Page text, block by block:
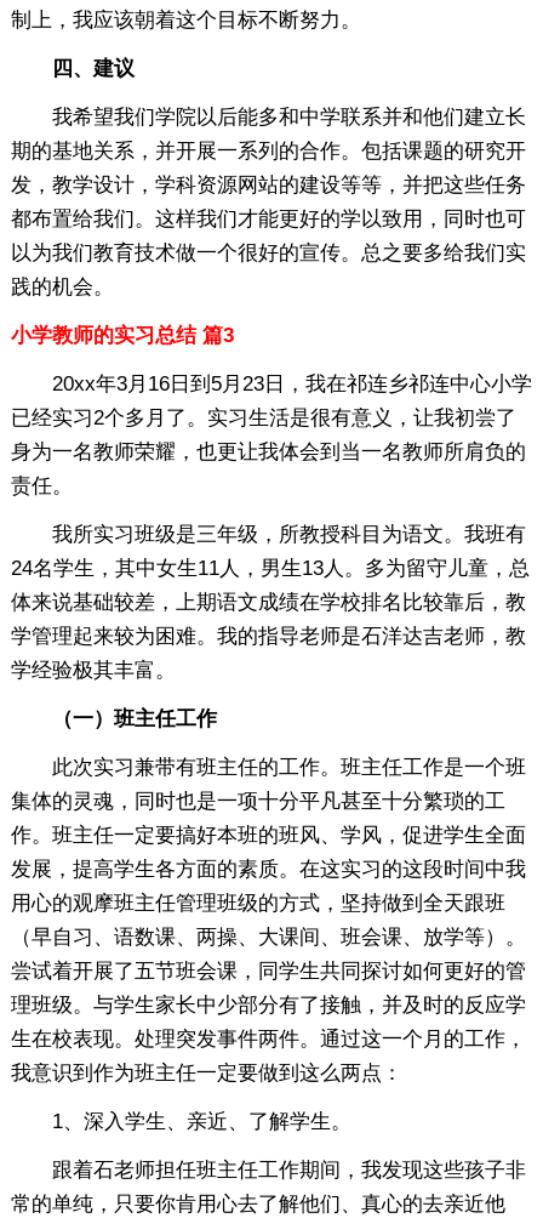
制上，我应该朝着这个目标不断努力。
四、建议
我希望我们学院以后能多和中学联系并和他们建立长
期的基地关系，并开展一系列的合作。包括课题的研究开
发，教学设计，学科资源网站的建设等等，并把这些任务
都布置给我们。这样我们才能更好的学以致用，同时也可
以为我们教育技术做一个很好的宣传。总之要多给我们实
践的机会。
小学教师的实习总结 篇3
20xx年3月16日到5月23日，我在祁连乡祁连中心小学
已经实习2个多月了。实习生活是很有意义，让我初尝了
身为一名教师荣耀，也更让我体会到当一名教师所肩负的
责任。
我所实习班级是三年级，所教授科目为语文。我班有
24名学生，其中女生11人，男生13人。多为留守儿童，总
体来说基础较差，上期语文成绩在学校排名比较靠后，教
学管理起来较为困难。我的指导老师是石洋达吉老师，教
学经验极其丰富。
（一）班主任工作
此次实习兼带有班主任的工作。班主任工作是一个班
集体的灵魂，同时也是一项十分平凡甚至十分繁琐的工
作。班主任一定要搞好本班的班风、学风，促进学生全面
发展，提高学生各方面的素质。在这实习的这段时间中我
用心的观摩班主任管理班级的方式，坚持做到全天跟班
（早自习、语数课、两操、大课间、班会课、放学等）。
尝试着开展了五节班会课，同学生共同探讨如何更好的管
理班级。与学生家长中少部分有了接触，并及时的反应学
生在校表现。处理突发事件两件。通过这一个月的工作，
我意识到作为班主任一定要做到这么两点：
1、深入学生、亲近、了解学生。
跟着石老师担任班主任工作期间，我发现这些孩子非
常的单纯，只要你肯用心去了解他们、真心的去亲近他